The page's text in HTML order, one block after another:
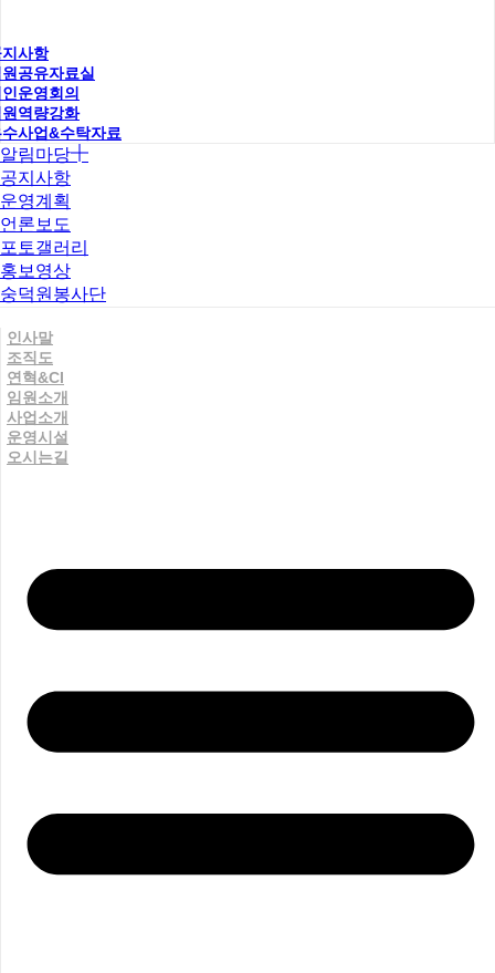
사항
공유자료실
운영회의
역량강화
사업&수탁자료
알림마당
공지사항
운영계획
언론보도
포토갤러리
홍보영상
숭덕원봉사단
인사말
조직도
연혁&CI
임원소개
사업소개
운영시설
오시는길